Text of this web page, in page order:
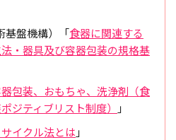
基盤機構）「食器に関連する
・器具及び容器包装の規格基
包装、おもちゃ、洗浄剤（食
ジティブリスト制度）
」
イクル法とは 」